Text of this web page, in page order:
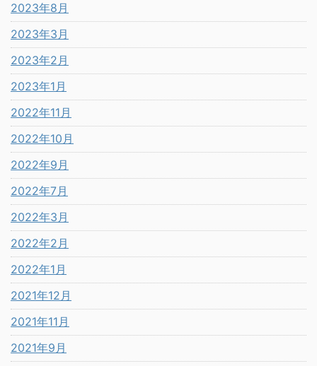
2023年8月
2023年3月
2023年2月
2023年1月
2022年11月
2022年10月
2022年9月
2022年7月
2022年3月
2022年2月
2022年1月
2021年12月
2021年11月
2021年9月